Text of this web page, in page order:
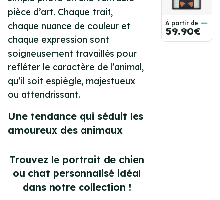
pièce d’art. Chaque trait,
chaque nuance de couleur et
chaque expression sont
soigneusement travaillés pour
refléter le caractère de l’animal,
qu’il soit espiègle, majestueux
ou attendrissant.
Une tendance qui séduit les
amoureux des animaux
Trouvez le portrait de chien
ou chat personnalisé idéal
dans notre collection !
À partir de
59.90€